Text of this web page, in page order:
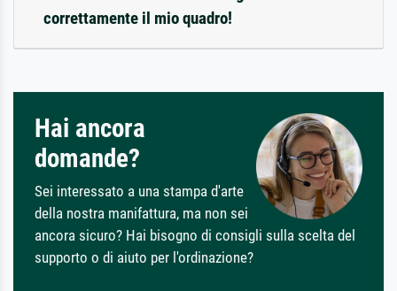
correttamente il mio quadro!
Hai ancora
domande?
Sei interessato a una stampa d'arte
della nostra manifattura, ma non sei
ancora sicuro? Hai bisogno di consigli sulla scelta del
supporto o di aiuto per l'ordinazione?